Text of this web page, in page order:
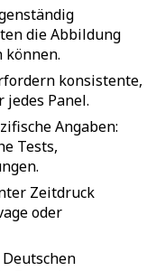
die Abbildung
können.
konsistente,
Panel.
Angaben:
Tests,
Zeitdruck
oder